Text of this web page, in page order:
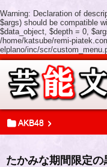
Warning: Declaration of
$args) should be compatible
$data_object, $depth = 0,
/home/katsube/remi-
elplano/inc/scr/
AKB48
たかみな期間限定の